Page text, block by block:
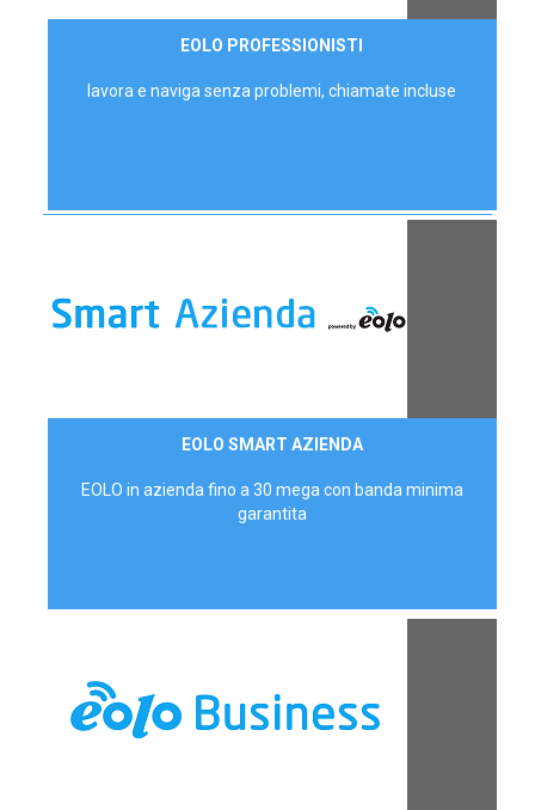
EOLO PROFESSIONISTI
lavora e naviga senza problemi, chiamate incluse
EOLO SMART AZIENDA
EOLO in azienda fino a 30 mega con banda minima
garantita